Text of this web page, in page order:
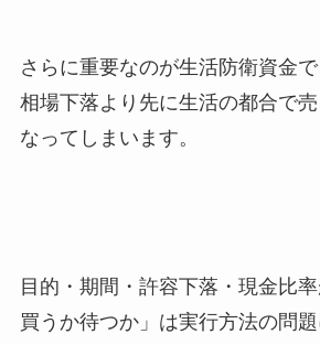
さらに重要なのが生活防衛資金
相場下落より先に生活の都合で
なってしまいます。
目的・期間・許容下落・現金比
買うか待つか」は実行方法の問